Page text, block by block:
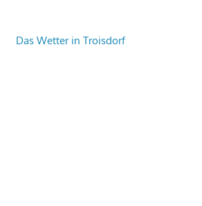
Das Wetter in Troisdorf